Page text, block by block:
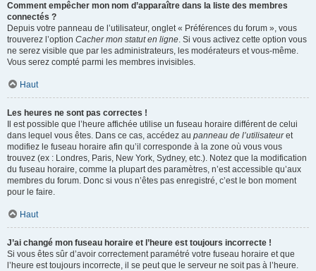
Comment empêcher mon nom d’apparaître dans la liste des membres
connectés ?
Depuis votre panneau de l’utilisateur, onglet « Préférences du forum », vous
trouverez l’option Cacher mon statut en ligne. Si vous activez cette option vous
ne serez visible que par les administrateurs, les modérateurs et vous-même.
Vous serez compté parmi les membres invisibles.
Haut
Les heures ne sont pas correctes !
Il est possible que l’heure affichée utilise un fuseau horaire différent de celui
dans lequel vous êtes. Dans ce cas, accédez au panneau de l’utilisateuret
modifiez le fuseau horaire afin qu’il corresponde à la zone où vous vous
trouvez (ex : Londres, Paris, New York, Sydney, etc.). Notez que la modification
du fuseau horaire, comme la plupart des paramètres, n’est accessible qu’aux
membres du forum. Donc si vous n’êtes pas enregistré, c’est le bon moment
pour le faire.
Haut
J’ai changé mon fuseau horaire et l’heure est toujours incorrecte !
Si vous êtes sûr d’avoir correctement paramétré votre fuseau horaire et que
l’heure est toujours incorrecte, il se peut que le serveur ne soit pas à l’heure.